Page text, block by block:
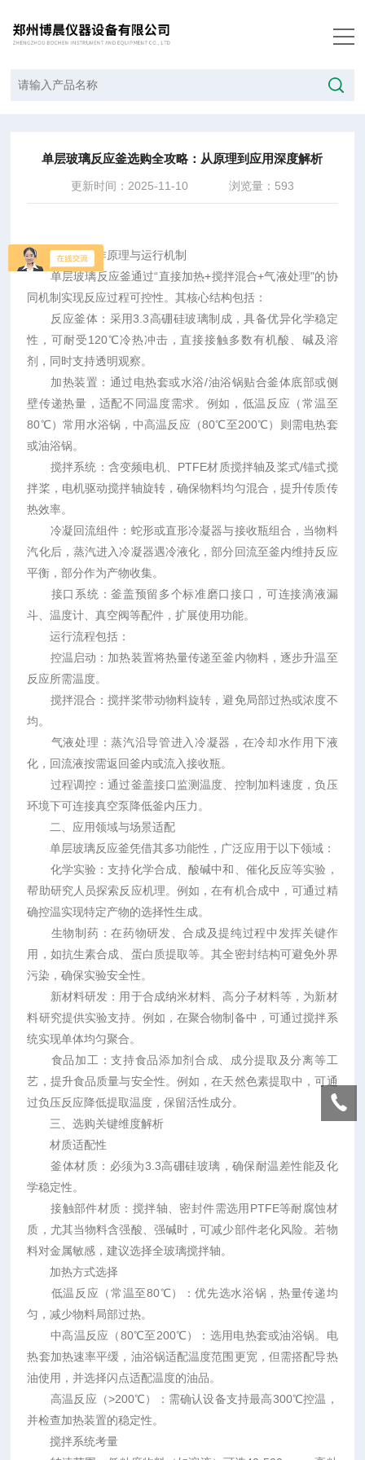
单层玻璃反应釜选购全攻略：从原理到应用深度解析
更新时间：2025-11-10 浏览量：593
一、核心工作原理与运行机制
单层玻璃反应釜通过“直接加热+搅拌混合+气液处理"的协
同机制实现反应过程可控性。其核心结构包括：
反应釜体：采用3.3高硼硅玻璃制成，具备优异化学稳定
性，可耐受120℃冷热冲击，直接接触多数有机酸、碱及溶
剂，同时支持透明观察。
加热装置：通过电热套或水浴/油浴锅贴合釜体底部或侧
壁传递热量，适配不同温度需求。例如，低温反应（常温至
80℃）常用水浴锅，中高温反应（80℃至200℃）则需电热套
或油浴锅。
搅拌系统：含变频电机、PTFE材质搅拌轴及桨式/锚式搅
拌桨，电机驱动搅拌轴旋转，确保物料均匀混合，提升传质传
热效率。
冷凝回流组件：蛇形或直形冷凝器与接收瓶组合，当物料
汽化后，蒸汽进入冷凝器遇冷液化，部分回流至釜内维持反应
平衡，部分作为产物收集。
接口系统：釜盖预留多个标准磨口接口，可连接滴液漏
斗、温度计、真空阀等配件，扩展使用功能。
运行流程包括：
控温启动：加热装置将热量传递至釜内物料，逐步升温至
反应所需温度。
搅拌混合：搅拌桨带动物料旋转，避免局部过热或浓度不
均。
气液处理：蒸汽沿导管进入冷凝器，在冷却水作用下液
化，回流液按需返回釜内或流入接收瓶。
过程调控：通过釜盖接口监测温度、控制加料速度，负压
环境下可连接真空泵降低釜内压力。
二、应用领域与场景适配
单层玻璃反应釜凭借其多功能性，广泛应用于以下领域：
化学实验：支持化学合成、酸碱中和、催化反应等实验，
帮助研究人员探索反应机理。例如，在有机合成中，可通过精
确控温实现特定产物的选择性生成。
生物制药：在药物研发、合成及提纯过程中发挥关键作
用，如抗生素合成、蛋白质提取等。其全密封结构可避免外界
污染，确保实验安全性。
新材料研发：用于合成纳米材料、高分子材料等，为新材
料研究提供实验支持。例如，在聚合物制备中，可通过搅拌系
统实现单体均匀聚合。
食品加工：支持食品添加剂合成、成分提取及分离等工
艺，提升食品质量与安全性。例如，在天然色素提取中，可通
过负压反应降低提取温度，保留活性成分。
三、选购关键维度解析
材质适配性
釜体材质：必须为3.3高硼硅玻璃，确保耐温差性能及化
学稳定性。
接触部件材质：搅拌轴、密封件需选用PTFE等耐腐蚀材
质，尤其当物料含强酸、强碱时，可减少部件老化风险。若物
料对金属敏感，建议选择全玻璃搅拌轴。
加热方式选择
低温反应（常温至80℃）：优先选水浴锅，热量传递均
匀，减少物料局部过热。
中高温反应（80℃至200℃）：选用电热套或油浴锅。电
热套加热速率平缓，油浴锅适配温度范围更宽，但需搭配导热
油使用，并选择闪点适配温度的油品。
高温反应（>200℃）：需确认设备支持最高300℃控温，
并检查加热装置的稳定性。
搅拌系统考量